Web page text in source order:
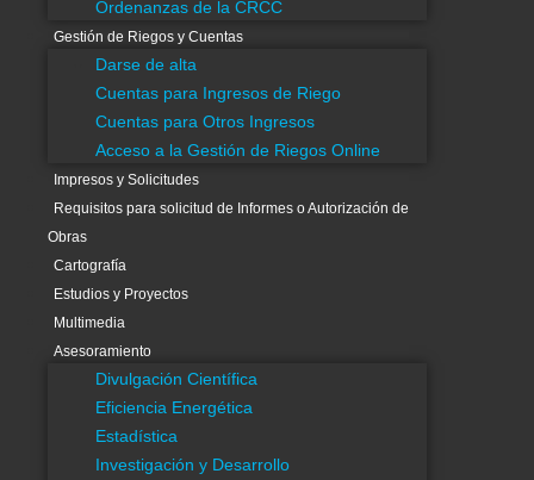
Ordenanzas de la CRCC
Gestión de Riegos y Cuentas
Darse de alta
Cuentas para Ingresos de Riego
Cuentas para Otros Ingresos
Acceso a la Gestión de Riegos Online
Impresos y Solicitudes
Requisitos para solicitud de Informes o Autorización de
Obras
Cartografía
Estudios y Proyectos
Multimedia
Asesoramiento
Divulgación Científica
Eficiencia Energética
Estadística
Investigación y Desarrollo
Search
Control de calidad del agua
Gestión Integral
Automatización
Ordenanzas de la CRCC
Gestión de Riegos y Cuentas
Darse de alta
Cuentas para Ingresos de Riego
Cuentas para Otros Ingresos